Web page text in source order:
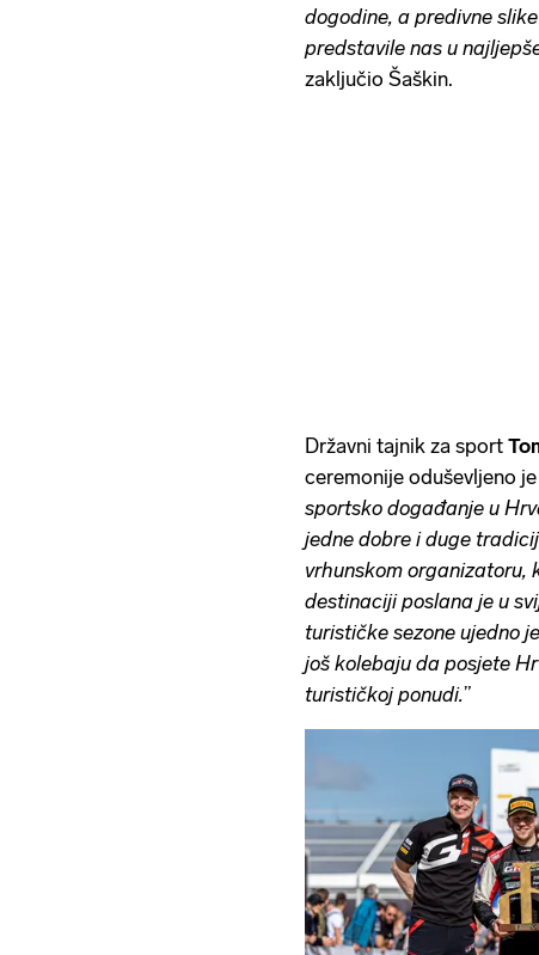
dogodine, a predivne
predstavile nas u
zaključio Šaškin.
Državni tajnik za sport
ceremonije oduševljeno je
sportsko događanje u
jedne dobre i duge
vrhunskom organizatoru,
destinaciji poslana je u
turističke sezone ujedno
još kolebaju da posjete
turističkoj ponudi.”